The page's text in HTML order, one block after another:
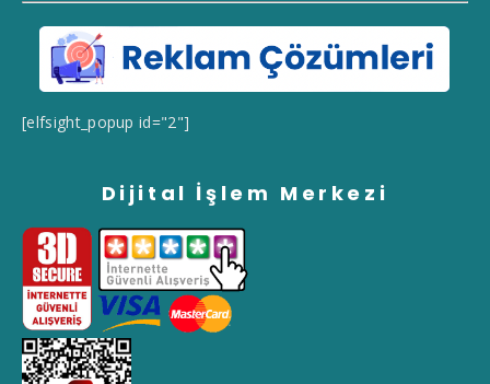
[elfsight_popup id="2"]
Dijital İşlem Merkezi